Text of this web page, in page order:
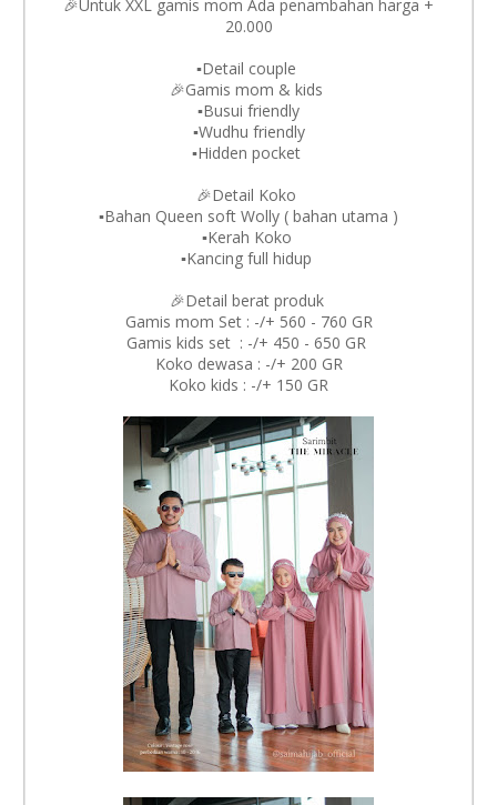
🎉Untuk XXL gamis mom Ada penambahan harga +
20.000
▪️Detail couple
🎉Gamis mom & kids
▪️Busui friendly
▪️Wudhu friendly
▪️Hidden pocket
🎉Detail Koko
▪️Bahan Queen soft Wolly ( bahan utama )
▪️Kerah Koko
▪️Kancing full hidup
🎉Detail berat produk
Gamis mom Set : -/+ 560 - 760 GR
Gamis kids set : -/+ 450 - 650 GR
Koko dewasa : -/+ 200 GR
Koko kids : -/+ 150 GR